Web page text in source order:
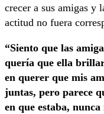
crecer a sus amigas y
actitud no fuera
“Siento que las
quería que ella
en querer que mis
juntas, pero parece
en que estaba,